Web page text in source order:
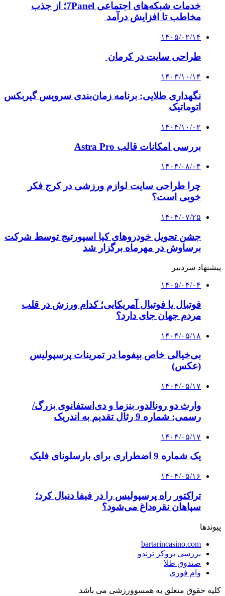
خدمات شبکه‌های اجتماعی 7Panel؛ از جذب
مخاطب تا افزایش درآمد
۱۴۰۵/۰۲/۱۴
طراحی سایت در کرمان
۱۴۰۳/۱۰/۱۴
نگهداری طلایی: برنامه زمان‌بندی سرویس گیربکس
اتوماتیک
۱۴۰۴/۱۰/۰۲
بررسی امکانات قالب Astra Pro
۱۴۰۴/۰۸/۰۴
چرا طراحی سایت لوازم ورزشی در کرج فکر
خوبی است؟
۱۴۰۴/۰۷/۲۵
جشن تحویل خودروهای کیا اسپورتیج توسط شرکت
برساوش در مهرماه برگزار شد
پیشنهاد سردبیر
۱۴۰۵/۰۴/۰۴
فوتبال یا فوتبال آمریکایی؛ کدام ورزش در قلب
مردم جهان جای دارد؟
۱۴۰۴/۰۵/۱۸
بی‌خیالی خاص بیفوما در تمرینات پرسپولیس
(عکس)
۱۴۰۴/۰۵/۱۷
وارث دو رونالدو، بنزما و دی‌استفانوی بزرگ/
رسمی: شماره 9 رئال تقدیم به اندریک
۱۴۰۴/۰۵/۱۷
یک شماره 9 اضطراری برای بارسلونای فلیک
۱۴۰۴/۰۵/۱۶
تراکتور راه پرسپولیس را در فیفا دنبال کرد؛
سپاهان نقره‌داغ می‌شود؟
پیوندها
bartarincasino.com
بررسی بروکر ترندو
صندوق طلا
وام فوری
کلیه حقوق متعلق به همسوورزشی می باشد